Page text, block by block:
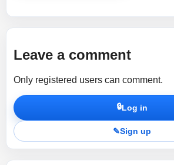
Leave a comment
Only registered users can comment.
🔒Log in
✎Sign up